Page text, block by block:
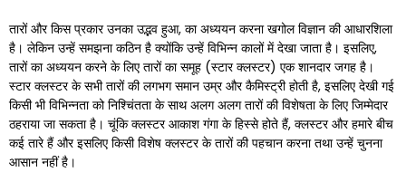
तारों और किस प्रकार उनका उद्भव हुआ, का अध्ययन करना खगोल विज्ञान की आधारशिला
है। लेकिन उन्हें समझना कठिन है क्योंकि उन्हें विभिन्न कालों में देखा जाता है। इसलिए,
तारों का अध्ययन करने के लिए तारों का समूह (स्टार क्लस्टर) एक शानदार जगह है।
स्टार क्लस्टर के सभी तारों की लगभग समान उम्र और कैमिस्ट्री होती है, इसलिए देखी गई
किसी भी विभिन्नता को निश्चिंतता के साथ अलग अलग तारों की विशेषता के लिए जिम्मेदार
ठहराया जा सकता है। चूंकि क्लस्टर आकाश गंगा के हिस्से होते हैं, क्लस्टर और हमारे बीच
कई तारे हैं और इसलिए किसी विशेष क्लस्टर के तारों की पहचान करना तथा उन्हें चुनना
आसान नहीं है।